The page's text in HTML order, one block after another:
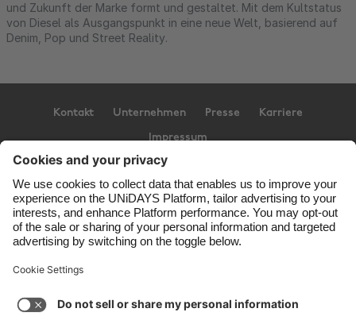
und Zukunft der Marke formt und gestaltet. Mit dem Kultstatus
von Diesel als Ausgangspunkt in eine neue Welt, basierend auf
Denim, Pop und Street Reality.
Kontakt Unternehmen Presse Karriere
Impressum
Cookie-Einstellungen Datenschutzrichtlinien